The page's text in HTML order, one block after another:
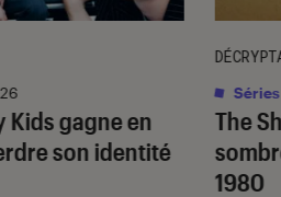
Kids gagne en
son identité
The
1980
Séries